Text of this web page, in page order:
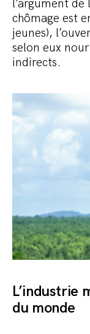
l’argument de
chômage est
jeunes),
selon eux
indirects.
L’industrie
du monde